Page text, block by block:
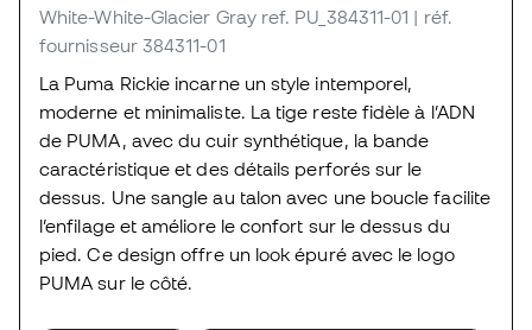
White-White-Glacier Gray ref. PU_384311-01 | réf.
fournisseur 384311-01
La Puma Rickie incarne un style intemporel,
moderne et minimaliste. La tige reste fidèle à l’ADN
de PUMA, avec du cuir synthétique, la bande
caractéristique et des détails perforés sur le
dessus. Une sangle au talon avec une boucle facilite
l’enfilage et améliore le confort sur le dessus du
pied. Ce design offre un look épuré avec le logo
PUMA sur le côté.